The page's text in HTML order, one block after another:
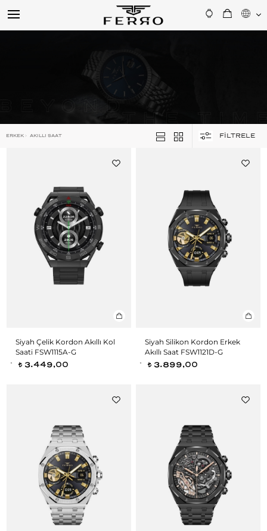
ERKEK > AKILLI SAAT FİLTRELE
Siyah Çelik Kordon Akıllı Kol
Saati FSW1115A-G
t 3.449,00
Siyah Silikon Kordon Erkek
Akıllı Saat FSW1121D-G
t 3.899,00